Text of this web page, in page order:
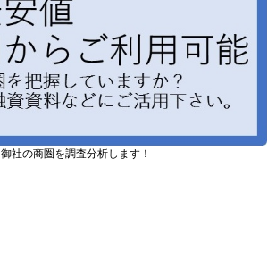
御社の商圏を調査分析します！